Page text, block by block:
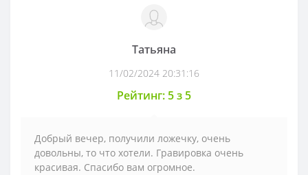
Татьяна
11/02/2024 20:31:16
Рейтинг: 5 з 5
Добрый вечер, получили ложечку, очень
довольны, то что хотели. Гравировка очень
красивая. Спасибо вам огромное.